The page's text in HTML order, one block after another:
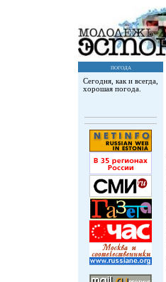
погода
Сегодня, как и всегда,
хорошая погода.